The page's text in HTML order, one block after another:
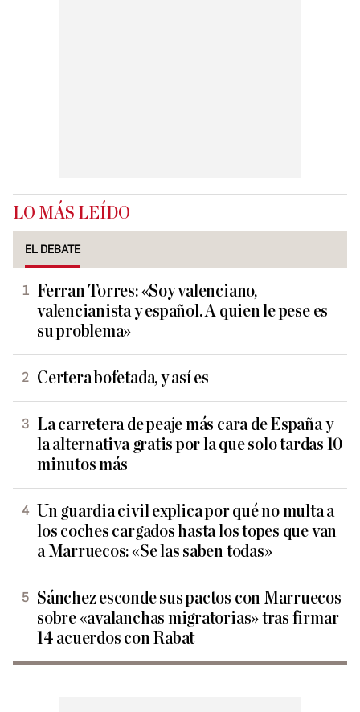
LO MÁS LEÍDO
EL DEBATE
Ferran Torres: «Soy valenciano,
valencianista y español. A quien le pese es
su problema»
Certera bofetada, y así es
La carretera de peaje más cara de España y
la alternativa gratis por la que solo tardas 10
minutos más
Un guardia civil explica por qué no multa a
los coches cargados hasta los topes que van
a Marruecos: «Se las saben todas»
Sánchez esconde sus pactos con Marruecos
sobre «avalanchas migratorias» tras firmar
14 acuerdos con Rabat